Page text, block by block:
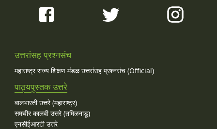
उत्तरांसह प्रश्नसंच
महाराष्ट्र राज्य शिक्षण मंडळ उत्तरांसह प्रश्नसंच (Official)
पाठ्यपुस्तक उत्तरे
बालभारती उत्तरे (महाराष्ट्र)
समचीर कालवी उत्तरे (तमिळनाडू)
एनसीईआरटी उत्तरे